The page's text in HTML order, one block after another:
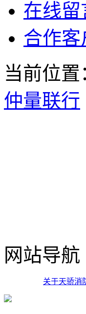
在线留
合作客
当前位置
仲量联行
网站导航
关于天骄消